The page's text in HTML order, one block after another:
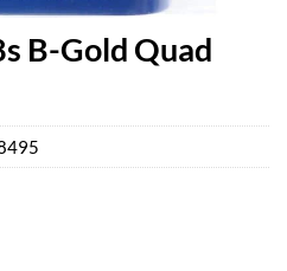
B-Gold Quad